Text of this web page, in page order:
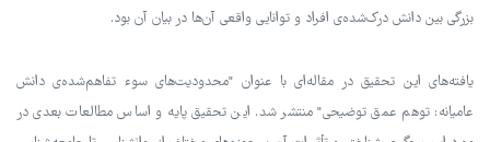
بزرگی بین دانش درک‌شده‌ی افراد و توانایی واقعی آن‌ها در بیان آن بود.
یافته‌های این تحقیق در مقاله‌ای با عنوان "محدودیت‌های سوء تفاهم‌شده‌ی دانش
عامیانه: توهم عمق توضیحی" منتشر شد. این تحقیق پایه و اساس مطالعات بعدی در